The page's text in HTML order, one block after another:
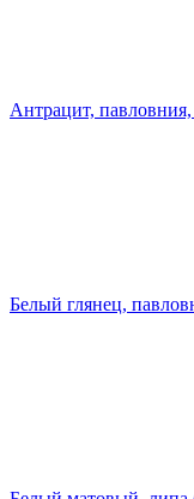
Антрацит,
Белый глянец,